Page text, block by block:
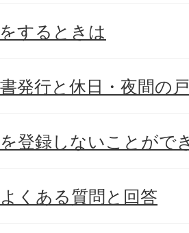
するときは
発行と休日・夜間の
登録しないことがで
くある質問と回答